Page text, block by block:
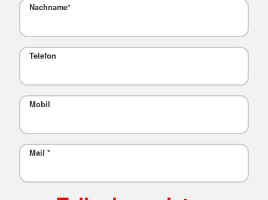
Nachname*
Telefon
Mobil
Mail *